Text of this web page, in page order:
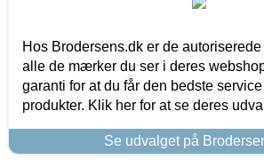
Hos Brodersens.dk er de
alle de mærker du ser i deres
garanti for at du får den bedste
produkter. Klik her for at se deres
Se udvalget på